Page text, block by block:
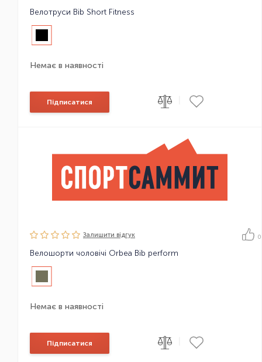
Велотруси Bib Short Fitness
Немає в наявності
Підписатися
Залишити вiдгук 0
Велошорти чоловічі Orbea Bib perform
Немає в наявності
Підписатися